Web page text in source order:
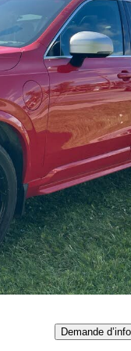
Affaire
Demande d’info